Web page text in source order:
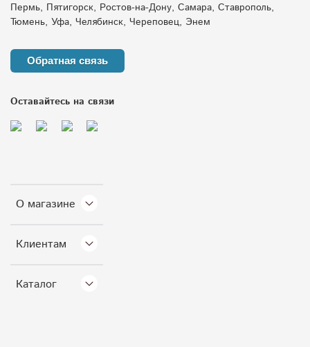
О магазине
Клиентам
Каталог
Пермь, Пятигорск, Ростов-на-Дону, Самара, Ставрополь,
Тюмень, Уфа, Челябинск, Череповец, Энем
Обратная связь
Оставайтесь на связи